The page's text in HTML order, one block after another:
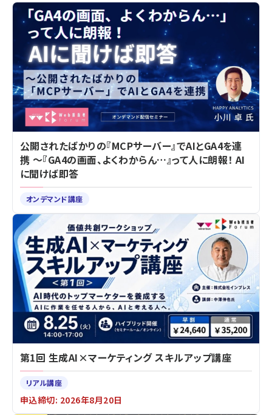
公開されたばかりの『MCPサーバー』でAIとGA4を連
携 ～『GA4の画面、よくわからん…』って人に朗報！ AI
に聞けば即答
オンデマンド講座
第1回 生成AI×マーケティング スキルアップ講座
リアル講座
申込締切: 2026年8月20日